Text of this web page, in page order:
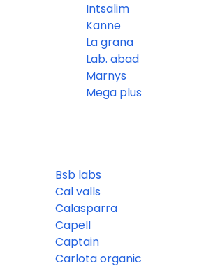
Intsalim
Kanne
La grana
Lab. abad
Marnys
Mega plus
Bsb labs
Cal valls
Calasparra
Capell
Captain
Carlota organic